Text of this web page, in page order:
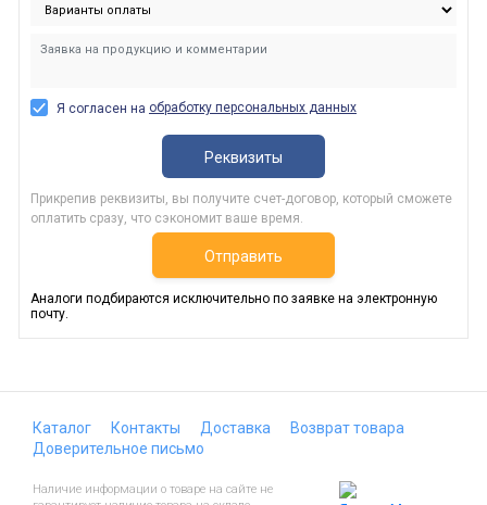
Я согласен на обработку персональных данных
Реквизиты
Прикрепив реквизиты, вы получите счет-договор, который сможете
оплатить сразу, что сэкономит ваше время.
Отправить
Аналоги подбираются исключительно по заявке на электронную
почту.
Каталог Контакты Доставка
Возврат товара
Доверительное письмо
Наличие информации о товаре на сайте не